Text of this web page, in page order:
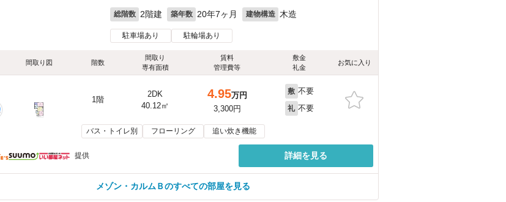
総階数 2階建 築年数 20年7ヶ月 建物構造 木造
駐車場あり 駐輪場あり
間取り図 階数
間取り
専有面積
賃料
管理費等
敷金
礼金
お気に入り
1階
2DK
40.12㎡
4.95万円
3,300円
敷 不要
礼 不要
バス・トイレ別 フローリング 追い炊き機能
提供 詳細を見る
メゾン・カルムＢのすべての部屋を見る